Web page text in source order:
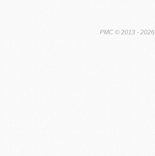
PMC © 2013 - 2026